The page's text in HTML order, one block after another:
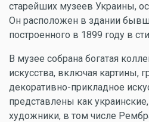
старейших музеев Украины,
Он расположен в здании
построенного в 1899 году в
В музее собрана богатая
искусства, включая картины,
декоративно-прикладное
представлены как
художники, в том числе